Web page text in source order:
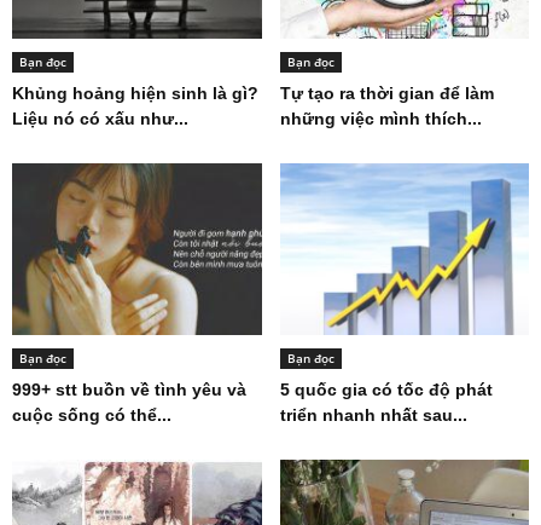
Bạn đọc
Khủng hoảng hiện sinh là gì?
Liệu nó có xấu như...
Bạn đọc
Tự tạo ra thời gian để làm
những việc mình thích...
Bạn đọc
999+ stt buồn về tình yêu và
cuộc sống có thể...
Bạn đọc
5 quốc gia có tốc độ phát
triển nhanh nhất sau...